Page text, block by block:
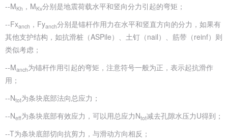
--MKh ，MKv分别是地震荷载水平和竖向分力引起的弯矩；
--Fxanch ，Fyanch分别是锚杆作用力在水平和竖直方向的分力，如果有
其他支护结构，如抗滑桩（ASPile）、土钉（nail）、筋带（reinf）则
类似考虑；
--Manch为锚杆作用引起的弯矩，注意符号一般为正，表示起抗滑作
用；
--Ntot为条块底部法向总应力；
--Neff为条块底部有效应力，可以用总应力Ntot减去孔隙水压力U得到；
--T为条块底部切向抗剪力，与滑动方向相反；